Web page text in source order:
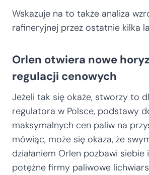
Wskazuje na to także analiza
rafineryjnej przez ostatnie kilka
Orlen otwiera nowe
regulacji cenowych
Jeżeli tak się okaże, stworzy to
regulatora w Polsce, podstawy
maksymalnych cen paliw na
mówiąc, może się okaza, że
działaniem Orlen pozbawi
potężne firmy paliwowe